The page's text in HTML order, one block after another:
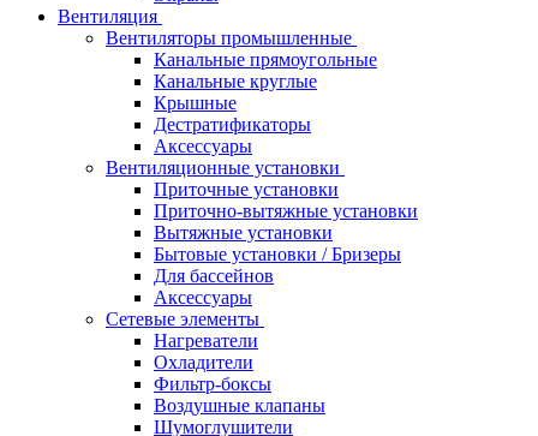
Вентиляция
Вентиляторы промышленные
Канальные прямоугольные
Канальные круглые
Крышные
Дестратификаторы
Аксессуары
Вентиляционные установки
Приточные установки
Приточно-вытяжные установки
Вытяжные установки
Бытовые установки / Бризеры
Для бассейнов
Аксессуары
Сетевые элементы
Нагреватели
Охладители
Фильтр-боксы
Воздушные клапаны
Шумоглушители